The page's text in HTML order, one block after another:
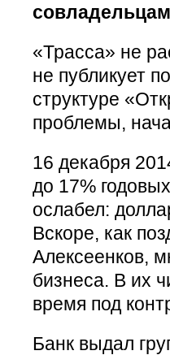
«Трасса» не
не публикует
структуре
проблемы,
16 декабря
до 17%
ослабел:
Вскоре, как
Алексеенков,
бизнеса. В их
время под
Банк выдал